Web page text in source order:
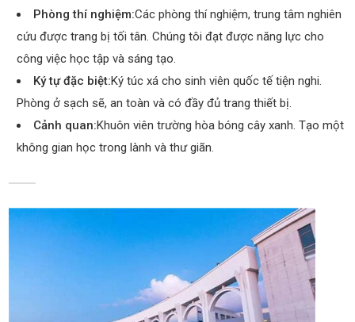
Phòng thí nghiệm:Các phòng thí nghiệm, trung tâm nghiên
cứu được trang bị tối tân. Chúng tôi đạt được năng lực cho
công việc học tập và sáng tạo.
Ký tự đặc biệt:Ký túc xá cho sinh viên quốc tế tiện nghi.
Phòng ở sạch sẽ, an toàn và có đầy đủ trang thiết bị.
Cảnh quan:Khuôn viên trường hòa bóng cây xanh. Tạo một
không gian học trong lành và thư giãn.